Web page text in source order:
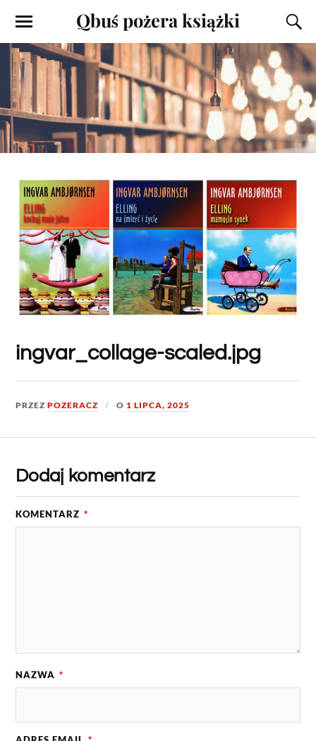
Qbuś pożera książki
ingvar_collage-scaled.jpg
PRZEZPOZERACZ O 1 LIPCA, 2025
Dodaj komentarz
KOMENTARZ *
NAZWA *